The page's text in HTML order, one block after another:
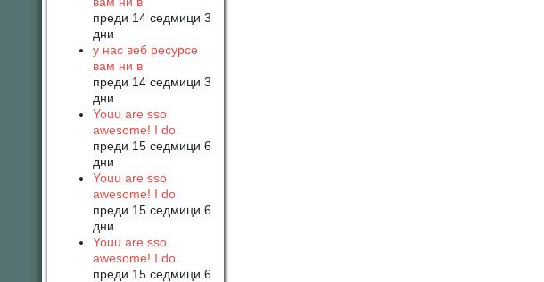
преди 14 седмици 3
дни
у нас веб ресурсе
вам ни в
преди 14 седмици 3
дни
Youu are sso
awesome! I do
преди 15 седмици 6
дни
Youu are sso
awesome! I do
преди 15 седмици 6
дни
Youu are sso
awesome! I do
преди 15 седмици 6